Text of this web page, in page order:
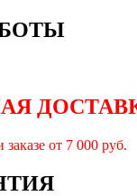
заказе от 7 000 руб.